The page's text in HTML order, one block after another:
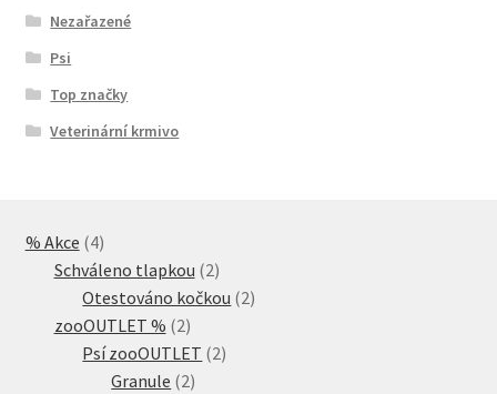
Nezařazené
Psi
Top značky
Veterinární krmivo
% Akce 44
produkty
Schváleno tlapkou 22
produkty
Otestováno kočkou 22
zooOUTLET % 22
produkty
Psí zooOUTLET 22
Granule 22